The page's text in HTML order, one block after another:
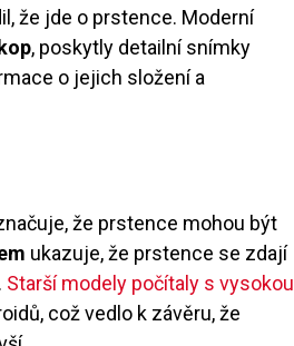
že jde o prstence. Moderní
, poskytly detailní snímky
o jejich složení a
že prstence mohou být
ukazuje, že prstence se zdají
Starší modely počítaly s vysokou
což vedlo k závěru, že